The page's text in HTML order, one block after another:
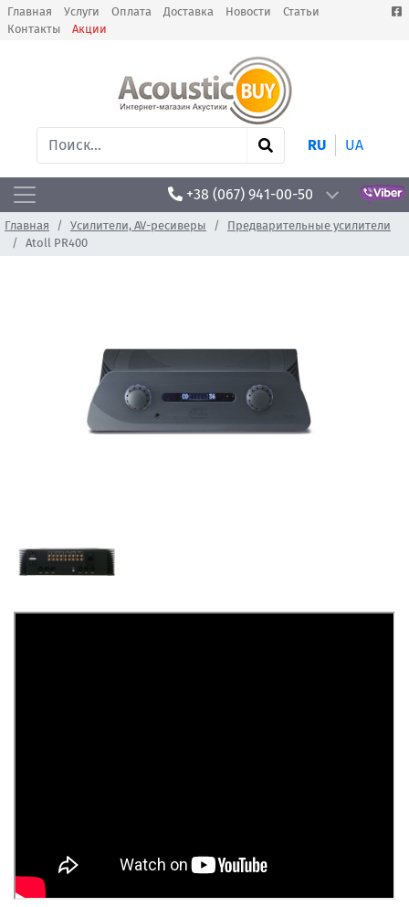
Главная Услуги Оплата Доставка Новости
Статьи
Контакты
Акции
RU UA
+38 (067) 941-00-50
Главная Усилители, AV-ресиверы
Предварительные усилители
Atoll PR400